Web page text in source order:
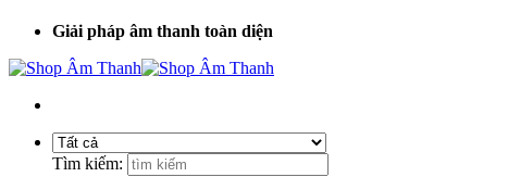
Giải pháp âm thanh toàn diện
Tìm kiếm: